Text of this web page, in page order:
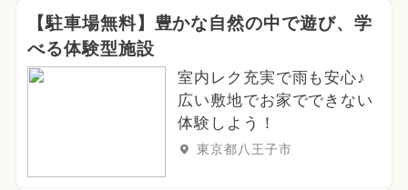
【駐車場無料】豊かな自然の中で遊び、学
べる体験型施設
室内レク充実で雨も安心♪
広い敷地でお家でできない
体験しよう！
東京都八王子市